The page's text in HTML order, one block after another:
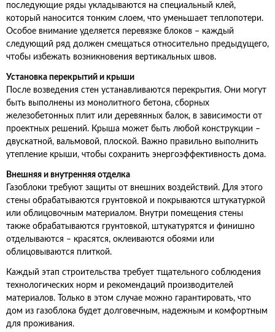
последующие ряды укладываются на специальный клей,
который наносится тонким слоем, что уменьшает теплопотери.
Особое внимание уделяется перевязке блоков – каждый
следующий ряд должен смещаться относительно предыдущего,
чтобы избежать возникновения вертикальных швов.
Установка перекрытий и крыши
После возведения стен устанавливаются перекрытия. Они могут
быть выполнены из монолитного бетона, сборных
железобетонных плит или деревянных балок, в зависимости от
проектных решений. Крыша может быть любой конструкции –
двускатной, вальмовой, плоской. Важно правильно выполнить
утепление крыши, чтобы сохранить энергоэффективность дома.
Внешняя и внутренняя отделка
Газоблоки требуют защиты от внешних воздействий. Для этого
стены обрабатываются грунтовкой и покрываются штукатуркой
или облицовочным материалом. Внутри помещения стены
также обрабатываются грунтовкой, штукатурятся и финишно
отделываются – красятся, оклеиваются обоями или
облицовываются плиткой.
Каждый этап строительства требует тщательного соблюдения
технологических норм и рекомендаций производителей
материалов. Только в этом случае можно гарантировать, что
дом из газоблока будет долговечным, надежным и комфортным
для проживания.